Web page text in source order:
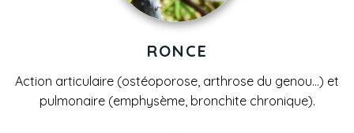
RONCE
Action articulaire (ostéoporose, arthrose du genou…) et
pulmonaire (emphysème, bronchite chronique).